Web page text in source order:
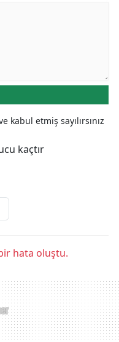
kabul etmiş sayılırsınız
kaçtır
hata oluştu.